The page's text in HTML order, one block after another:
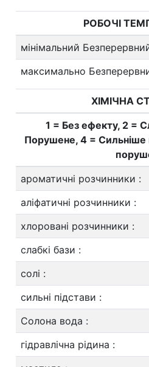
РОБОЧІ
мінімальний
максимально
ХІМІЧНА
1 = Без ефекту, 2 =
Порушене, 4 =
ароматичні розчинники :
аліфатичні розчинники :
хлоровані розчинники :
слабкі бази :
солі :
сильні підстави :
Солона вода :
гідравлічна рідина :